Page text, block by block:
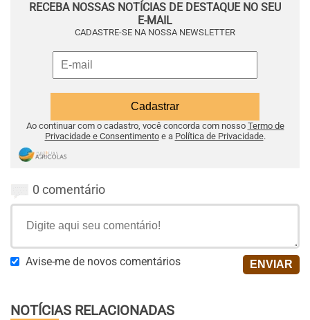
RECEBA NOSSAS NOTÍCIAS DE DESTAQUE NO SEU
E-MAIL
CADASTRE-SE NA NOSSA NEWSLETTER
Ao continuar com o cadastro, você concorda com nosso Termo de
Privacidade e Consentimentoe a Política de Privacidade.
0 comentário
Avise-me de novos comentários
NOTÍCIAS RELACIONADAS